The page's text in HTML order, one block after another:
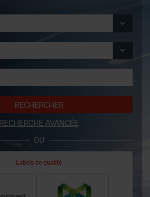
RECHERCHER
RECHERCHE AVANCÉE
OU
Labels de qualité